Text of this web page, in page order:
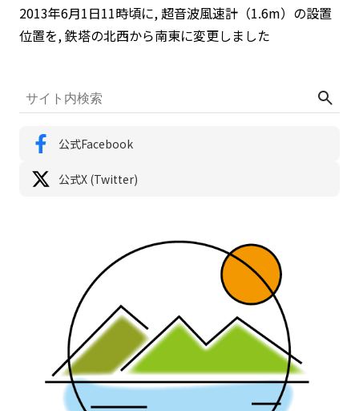
c
e
b
k
n
e
2013年6月1日11時頃に, 超音波風速計（1.6m）の設置
位置を, 鉄塔の北西から南東に変更しました
公式Facebook
公式X (Twitter)